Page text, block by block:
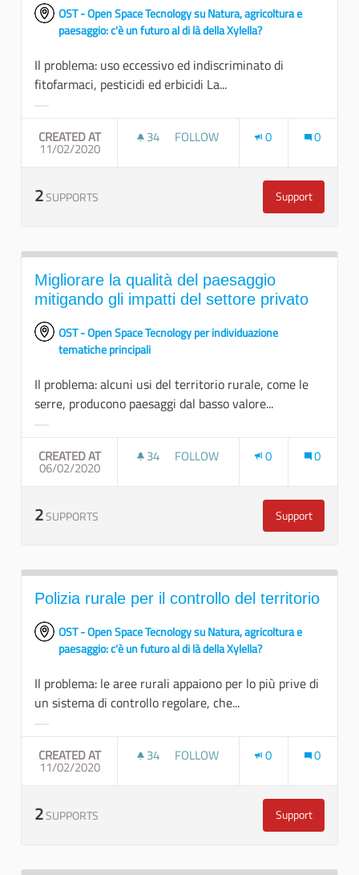
OST - Open Space Tecnology su Natura, agricoltura e
paesaggio: c'è un futuro al di là della Xylella?
Il problema: uso eccessivo ed indiscriminato di
fitofarmaci, pesticidi ed erbicidi La...
CREATED AT
11/02/2020
34 34 FOLLOWERS
FOLLOW 0 0
2SUPPORTS Support
Attivare un
Migliorare la qualità del paesaggio
mitigando gli impatti del settore privato
OST - Open Space Tecnology per individuazione
tematiche principali
Il problema: alcuni usi del territorio rurale, come le
serre, producono paesaggi dal basso valore...
CREATED AT
06/02/2020
34 34 FOLLOWERS
FOLLOW 0 0
2SUPPORTS Support
Migliorare la
Polizia rurale per il controllo del territorio
OST - Open Space Tecnology su Natura, agricoltura e
paesaggio: c'è un futuro al di là della Xylella?
Il problema: le aree rurali appaiono per lo più prive di
un sistema di controllo regolare, che...
CREATED AT
11/02/2020
34 34 FOLLOWERS
FOLLOW 0 0
2SUPPORTS Support
Polizia rurale